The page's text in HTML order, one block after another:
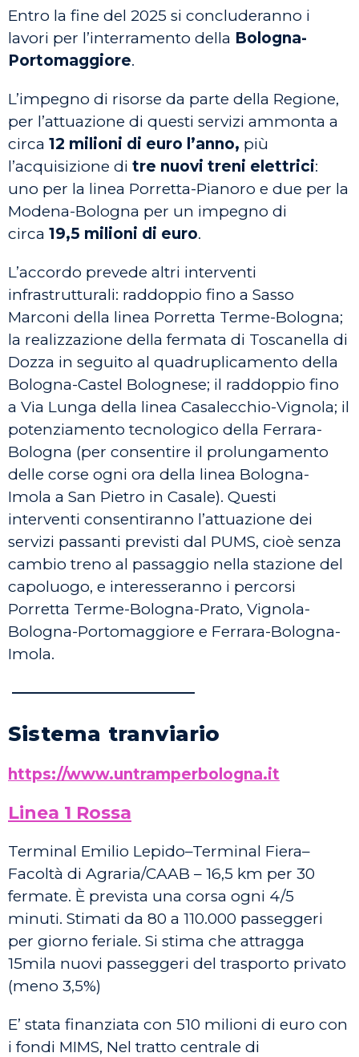
Entro la fine del 2025 si concluderanno i
lavori per l’interramento della Bologna-
Portomaggiore.
L’impegno di risorse da parte della Regione,
per l’attuazione di questi servizi ammonta a
circa 12 milioni di euro l’anno, più
l’acquisizione di tre nuovi treni elettrici:
uno per la linea Porretta-Pianoro e due per la
Modena-Bologna per un impegno di
circa 19,5 milioni di euro.
L’accordo prevede altri interventi
infrastrutturali: raddoppio fino a Sasso
Marconi della linea Porretta Terme-Bologna;
la realizzazione della fermata di Toscanella di
Dozza in seguito al quadruplicamento della
Bologna-Castel Bolognese; il raddoppio fino
a Via Lunga della linea Casalecchio-Vignola; il
potenziamento tecnologico della Ferrara-
Bologna (per consentire il prolungamento
delle corse ogni ora della linea Bologna-
Imola a San Pietro in Casale). Questi
interventi consentiranno l’attuazione dei
servizi passanti previsti dal PUMS, cioè senza
cambio treno al passaggio nella stazione del
capoluogo, e interesseranno i percorsi
Porretta Terme-Bologna-Prato, Vignola-
Bologna-Portomaggiore e Ferrara-Bologna-
Imola.
————————————
Sistema tranviario
https://www.untramperbologna.it
Linea 1 Rossa
Terminal Emilio Lepido–Terminal Fiera–
Facoltà di Agraria/CAAB – 16,5 km per 30
fermate. È prevista una corsa ogni 4/5
minuti. Stimati da 80 a 110.000 passeggeri
per giorno feriale. Si stima che attragga
15mila nuovi passeggeri del trasporto privato
(meno 3,5%)
E’ stata finanziata con 510 milioni di euro con
i fondi MIMS, Nel tratto centrale di